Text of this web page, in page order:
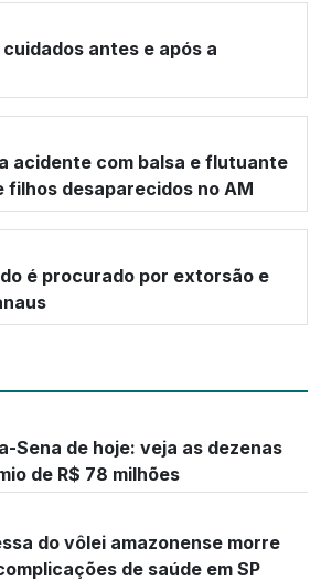
antes e após a
acidente com balsa e flutuante
filhos desaparecidos no AM
é procurado por extorsão e
Sena de hoje: veja as dezenas
de R$ 78 milhões
do vôlei amazonense morre
de saúde em SP